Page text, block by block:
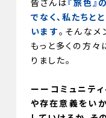
皆さんは『旅色』
でなく、私たちと
います。そんな
もっと多くの方
りました。
ーーコミュニテ
や存在意義をい